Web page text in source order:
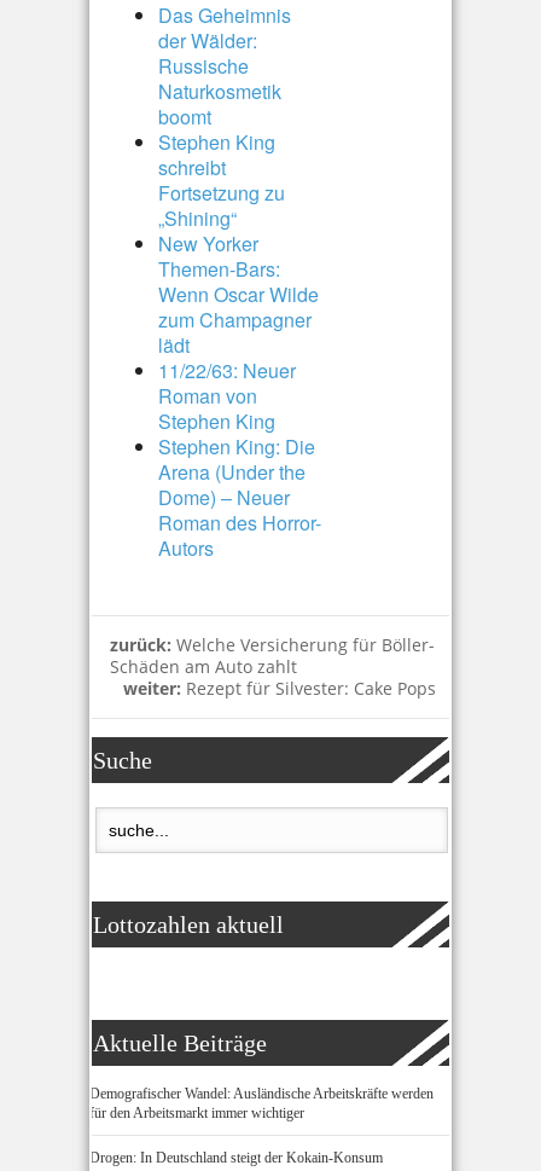
Das Geheimnis
der Wälder:
Russische
Naturkosmetik
boomt
Stephen King
schreibt
Fortsetzung zu
„Shining“
New Yorker
Themen-Bars:
Wenn Oscar Wilde
zum Champagner
lädt
11/22/63: Neuer
Roman von
Stephen King
Stephen King: Die
Arena (Under the
Dome) – Neuer
Roman des Horror-
Autors
zurück: Welche Versicherung für Böller-
Schäden am Auto zahlt
weiter: Rezept für Silvester: Cake Pops
Suche
Lottozahlen aktuell
Aktuelle Beiträge
Demografischer Wandel: Ausländische Arbeitskräfte werden
für den Arbeitsmarkt immer wichtiger
Drogen: In Deutschland steigt der Kokain-Konsum